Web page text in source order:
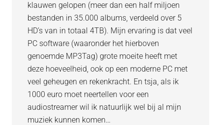
klauwen gelopen (meer dan een half miljoen
bestanden in 35.000 albums, verdeeld over 5
HD’s van in totaal 4TB). Mijn ervaring is dat veel
PC software (waaronder het hierboven
genoemde MP3Tag) grote moeite heeft met
deze hoeveelheid, ook op een moderne PC met
veel geheugen en rekenkracht. En tsja, als ik
1000 euro moet neertellen voor een
audiostreamer wil ik natuurlijk wel bij al mijn
muziek kunnen komen…